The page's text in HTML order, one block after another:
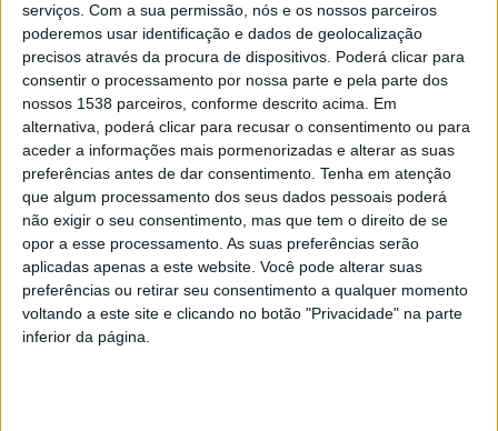
serviços. Com a sua permissão, nós e os nossos parceiros
poderemos usar identificação e dados de geolocalização
precisos através da procura de dispositivos. Poderá clicar para
consentir o processamento por nossa parte e pela parte dos
nossos 1538 parceiros, conforme descrito acima. Em
alternativa, poderá clicar para recusar o consentimento ou para
aceder a informações mais pormenorizadas e alterar as suas
preferências antes de dar consentimento. Tenha em atenção
que algum processamento dos seus dados pessoais poderá
não exigir o seu consentimento, mas que tem o direito de se
opor a esse processamento. As suas preferências serão
aplicadas apenas a este website. Você pode alterar suas
preferências ou retirar seu consentimento a qualquer momento
voltando a este site e clicando no botão "Privacidade" na parte
inferior da página.
Administrador da Imprensa Nacional Casa da Moeda,
com a comunicação “Francisco Teixeira de Queiroz”. “A
escrita da “nova muller” en Galicia: Rosalía de Castro
como precursora do feminismo” foi o tema da
comunicação que Maria López Sández, da Universidade
de Santiago de Compostela irá apresentar.
Pelas 18h30, o Grupo Cénico Povoense subiu ao palco
do Theatro Club, sala de espetáculos povoense
contígua ao CIMF, para apresentar um excerto da peça
de teatro “Revolução da Maria da Fonte”, que estreou